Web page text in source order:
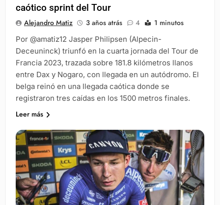
caótico sprint del Tour
Alejandro Matiz 3 años atrás 4 1 minutos
Por @amatiz12 Jasper Philipsen (Alpecin-
Deceuninck) triunfó en la cuarta jornada del Tour de
Francia 2023, trazada sobre 181.8 kilómetros llanos
entre Dax y Nogaro, con llegada en un autódromo. El
belga reinó en una llegada caótica donde se
registraron tres caídas en los 1500 metros finales.
Leer más